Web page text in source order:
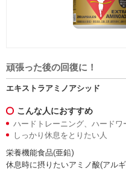
頑張った後の回復に！
エキストラアミノアシッド
こんな人におすすめ
ハードトレーニング、ハードワ
しっかり休息をとりたい人
栄養機能食品(亜鉛)
休息時に摂りたいアミノ酸(アル
クーポンコー